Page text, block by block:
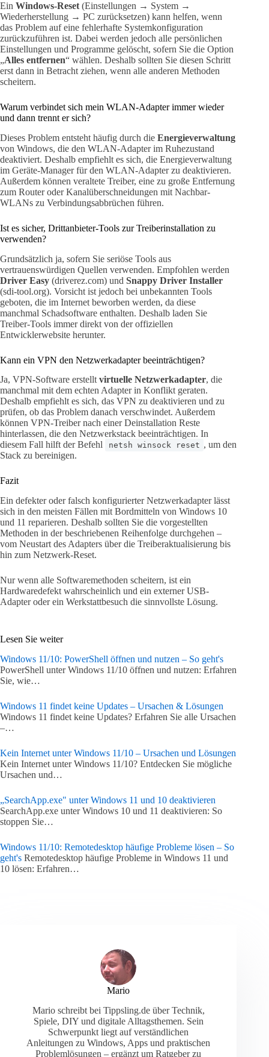
Ein Windows-Reset (Einstellungen → System →
Wiederherstellung → PC zurücksetzen) kann helfen, wenn
das Problem auf eine fehlerhafte Systemkonfiguration
zurückzuführen ist. Dabei werden jedoch alle persönlichen
Einstellungen und Programme gelöscht, sofern Sie die Option
„Alles entfernen“ wählen. Deshalb sollten Sie diesen Schritt
erst dann in Betracht ziehen, wenn alle anderen Methoden
scheitern.
Warum verbindet sich mein WLAN-Adapter immer wieder
und dann trennt er sich?
Dieses Problem entsteht häufig durch die Energieverwaltung
von Windows, die den WLAN-Adapter im Ruhezustand
deaktiviert. Deshalb empfiehlt es sich, die Energieverwaltung
im Geräte-Manager für den WLAN-Adapter zu deaktivieren.
Außerdem können veraltete Treiber, eine zu große Entfernung
zum Router oder Kanalüberschneidungen mit Nachbar-
WLANs zu Verbindungsabbrüchen führen.
Ist es sicher, Drittanbieter-Tools zur Treiberinstallation zu
verwenden?
Grundsätzlich ja, sofern Sie seriöse Tools aus
vertrauenswürdigen Quellen verwenden. Empfohlen werden
Driver Easy (driverez.com) und Snappy Driver Installer
(sdi-tool.org). Vorsicht ist jedoch bei unbekannten Tools
geboten, die im Internet beworben werden, da diese
manchmal Schadsoftware enthalten. Deshalb laden Sie
Treiber-Tools immer direkt von der offiziellen
Entwicklerwebsite herunter.
Kann ein VPN den Netzwerkadapter beeinträchtigen?
Ja, VPN-Software erstelltvirtuelle Netzwerkadapter, die
manchmal mit dem echten Adapter in Konflikt geraten.
Deshalb empfiehlt es sich, das VPN zu deaktivieren und zu
prüfen, ob das Problem danach verschwindet. Außerdem
können VPN-Treiber nach einer Deinstallation Reste
hinterlassen, die den Netzwerkstack beeinträchtigen. In
diesem Fall hilft der Befehl
netsh winsock reset , um den
Stack zu bereinigen.
Fazit
Ein defekter oder falsch konfigurierter Netzwerkadapter lässt
sich in den meisten Fällen mit Bordmitteln von Windows 10
und 11 reparieren. Deshalb sollten Sie die vorgestellten
Methoden in der beschriebenen Reihenfolge durchgehen –
vom Neustart des Adapters über die Treiberaktualisierung bis
hin zum Netzwerk-Reset.
Nur wenn alle Softwaremethoden scheitern, ist ein
Hardwaredefekt wahrscheinlich und ein externer USB-
Adapter oder ein Werkstattbesuch die sinnvollste Lösung.
Lesen Sie weiter
Windows 11/10: PowerShell öffnen und nutzen – So geht's
PowerShell unter Windows 11/10 öffnen und nutzen: Erfahren
Sie, wie…
Windows 11 findet keine Updates – Ursachen & Lösungen
Windows 11 findet keine Updates? Erfahren Sie alle Ursachen
–…
Kein Internet unter Windows 11/10 – Ursachen und Lösungen
Kein Internet unter Windows 11/10? Entdecken Sie mögliche
Ursachen und…
„SearchApp.exe" unter Windows 11 und 10 deaktivieren
SearchApp.exe unter Windows 10 und 11 deaktivieren: So
stoppen Sie…
Windows 11/10: Remotedesktop häufige Probleme lösen – So
geht's Remotedesktop häufige Probleme in Windows 11 und
10 lösen: Erfahren…
Mario
Mario schreibt bei Tippsling.de über Technik,
Spiele, DIY und digitale Alltagsthemen. Sein
Schwerpunkt liegt auf verständlichen
Anleitungen zu Windows, Apps und praktischen
Problemlösungen – ergänzt um Ratgeber zu